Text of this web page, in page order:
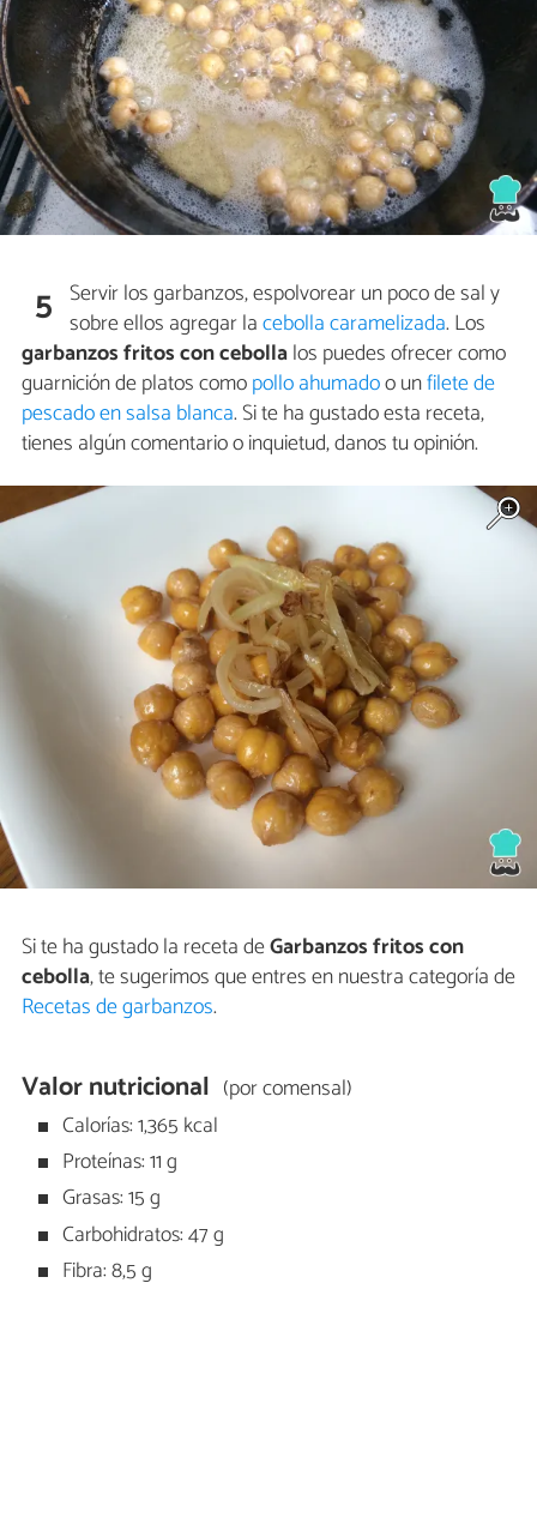
5 Servir los garbanzos, espolvorear un poco de sal y
sobre ellos agregar lacebolla caramelizada. Los
garbanzos fritos con cebollalos puedes ofrecer como
guarnición de platos comopollo ahumadoo unfilete de
pescado en salsa blanca. Si te ha gustado esta receta,
tienes algún comentario o inquietud, danos tu opinión.
Si te ha gustado la receta deGarbanzos fritos con
cebolla, te sugerimos que entres en nuestra categoría de
Recetas de garbanzos.
Valor nutricional (por comensal)
Calorías: 1,365 kcal
Proteínas: 11 g
Grasas: 15 g
Carbohidratos: 47 g
Fibra: 8,5 g